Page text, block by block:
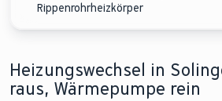
Rippenrohrheizkörper
Heizungswechsel in
raus, Wärmepumpe rein